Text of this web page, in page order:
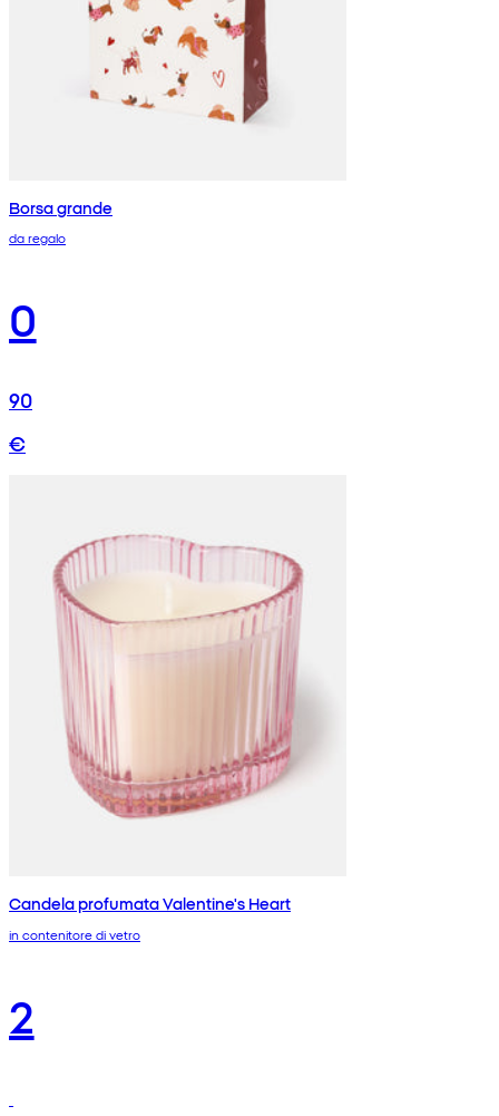
Borsa grande
da regalo
0
90
€
Candela profumata Valentine's Heart
in contenitore di vetro
2